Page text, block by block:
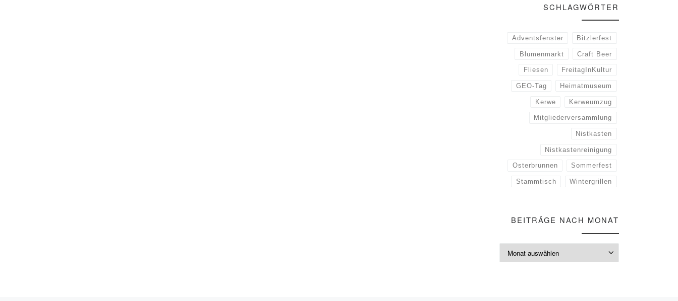
SCHLAGWÖRTER
Adventsfenster Bitzlerfest
Blumenmarkt Craft Beer
Fliesen FreitagInKultur
GEO-Tag Heimatmuseum
Kerwe Kerweumzug
Mitgliederversammlung
Nistkasten
Nistkastenreinigung
Osterbrunnen Sommerfest
Stammtisch Wintergrillen
BEITRÄGE NACH MONAT